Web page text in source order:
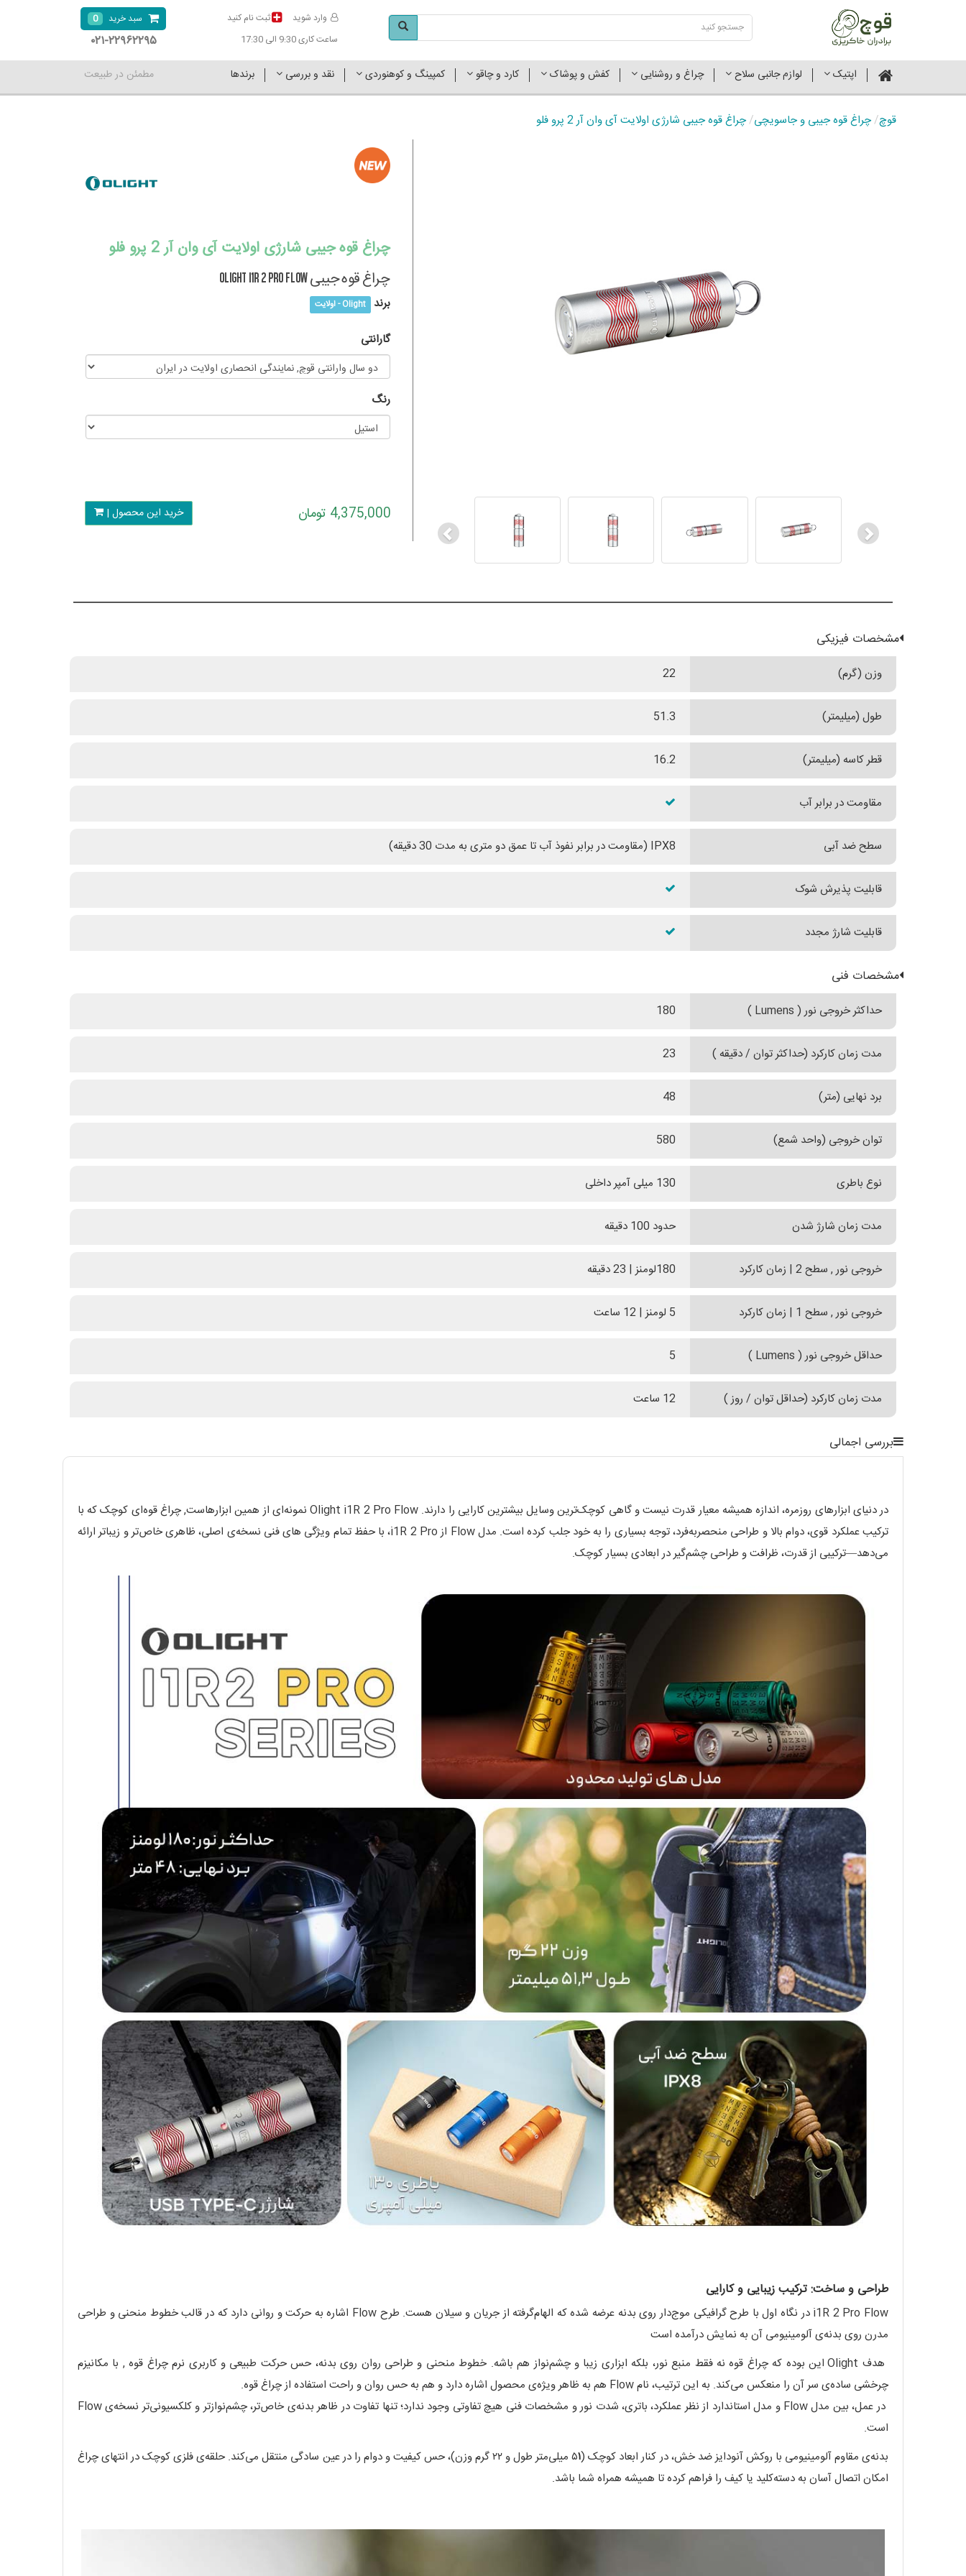
وارد شوید
ثبت نام کنید
ساعت کاری 9:30 الی 17:30
سبد خرید 0
۰۲۱-۲۲۹۶۲۲۹۵
اپتیک لوازم جانبی سلاح چراغ و روشنایی کفش و پوشاک کارد و چاقو کمپینگ و کوهنوردی نقد و بررسی برندها مطمئن در طبیعت
قوچ/چراغ قوه جیبی و جاسویچی/چراغ قوه جیبی شارژی اولایت آی وان آر 2 پرو فلو
چراغ قوه جیبی شارژی اولایت آی وان آر 2 پرو فلو
چراغ قوه جیبی OLight i1R 2 Pro Flow
برند Olight - اولایت
گارانتی
رنگ
4,375,000 تومان خرید این محصول |
مشخصات فیزیکی
وزن (گرم) 22
طول (میلیمتر) 51.3
قطر کاسه (میلیمتر) 16.2
مقاومت در برابر آب
سطح ضد آبی IPX8 (مقاومت در برابر نفوذ آب تا عمق دو متری به مدت 30 دقیقه)
قابلیت پذیرش شوک
قابلیت شارژ مجدد
مشخصات فنی
حداکثر خروجی نور ( Lumens ) 180
مدت زمان کارکرد (حداکثر توان / دقیقه ) 23
برد نهایی (متر) 48
توان خروجی (واحد شمع) 580
نوع باطری 130 میلی آمپر داخلی
مدت زمان شارژ شدن حدود 100 دقیقه
خروجی نور , سطح 2 | زمان کارکرد 180لومنز | 23 دقیقه
خروجی نور , سطح 1 | زمان کارکرد 5 لومنز | 12 ساعت
حداقل خروجی نور ( Lumens ) 5
مدت زمان کارکرد (حداقل توان / روز ) 12 ساعت
بررسی اجمالی
در دنیای ابزارهای روزمره، اندازه همیشه معیار قدرت نیست و گاهی کوچک‌ترین وسایل بیشترین کارایی را دارند. Olight i1R 2 Pro Flow نمونه‌ای از همین ابزارهاست, چراغ قوه‌ای کوچک که با
ترکیب عملکرد قوی، دوام بالا و طراحی منحصربه‌فرد، توجه بسیاری را به خود جلب کرده است. مدل Flow از i1R 2 Pro، با حفظ تمام ویژگی های فنی نسخه‌ی اصلی، ظاهری خاص‌تر و زیباتر ارائه
می‌دهد—ترکیبی از قدرت، ظرافت و طراحی چشم‌گیر در ابعادی بسیار کوچک.
طراحی و ساخت: ترکیب زیبایی و کارایی
i1R 2 Pro Flow در نگاه اول با طرح گرافیکی موج‌دار روی بدنه عرضه شده که الهام‌گرفته از جریان و سیلان هست. طرح Flow اشاره به حرکت و روانی دارد که در قالب خطوط منحنی و طراحی
مدرن روی بدنه‌ی آلومینیومی آن به نمایش درآمده است
هدف Olight این بوده که چراغ قوه نه فقط منبع نور، بلکه ابزاری زیبا و چشم‌نواز هم باشه. خطوط منحنی و طراحی روان روی بدنه، حس حرکت طبیعی و کاربری نرم چراغ قوه , با مکانیزم
چرخشی ساده‌ی سر آن را منعکس می‌کند. به این ترتیب، نام Flow هم به ظاهر ویژه‌ی محصول اشاره دارد و هم به حس روان و راحت استفاده از چراغ قوه.
در عمل، بین مدل Flow و مدل استاندارد از نظر عملکرد، باتری، شدت نور و مشخصات فنی هیچ تفاوتی وجود ندارد؛ تنها تفاوت در ظاهر بدنه‌ی خاص‌تر، چشم‌نوازتر و کلکسیونی‌تر نسخه‌ی Flow
است.
بدنه‌ی مقاوم آلومینیومی با روکش آنودایز ضد خش، در کنار ابعاد کوچک (۵۱
میلی‌متر طول و ۲۲ گرم وزن)، حس کیفیت و دوام را در عین سادگی منتقل می‌کند. حلقه‌ی فلزی کوچک در انتهای چراغ
امکان اتصال آسان به دسته‌کلید یا کیف را فراهم کرده تا همیشه همراه شما باشد.